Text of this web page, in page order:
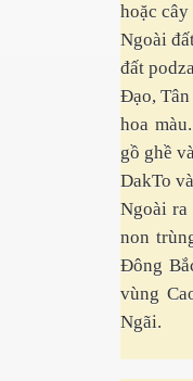
hoặc
Ngoài
đất
Đạo,
hoa
gồ ghề
DakTo
Ngoài
non
Đông
vùng
Ngãi.